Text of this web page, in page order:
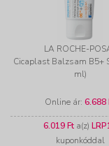
LA ROCHE-
Cicaplast Balzsam B5+
ml)
Online ár: 6.688
6.019 Ft a(z)
kuponkóddal